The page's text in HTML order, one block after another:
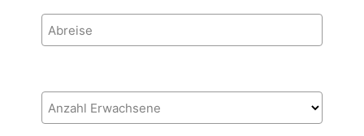
Abreise
Anzahl Erwachsene